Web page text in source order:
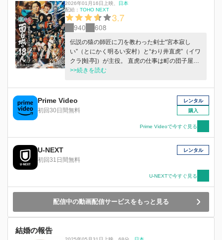
2026年01月16日上映、
日本
配給： TOHO NEXT
3.7
940 608
伝説の猿の師匠に刀を教わった剣士“宮本寂し
い”（とにかく明るい安村）と“わり井直虎”（イワ
クラ[蛙亭]）が主役。 直虎の仕事は町の団子屋に
団子を卸す業者をやっている。 しか決まってい
ンで選ばれた壁芸人たちが全力で作りだし、有吉
監督が先に撮ったエンディングと繋がって最高の
物語が出来るのか！？
>>続きを読む
Prime Video
初回30日間無料
レンタル
購入
Prime Videoで今すぐ見る
U-NEXT
初回31日間無料
レンタル
U-NEXTで今すぐ見る
配信中の動画配信サービスをもっと見る
結婚の報告